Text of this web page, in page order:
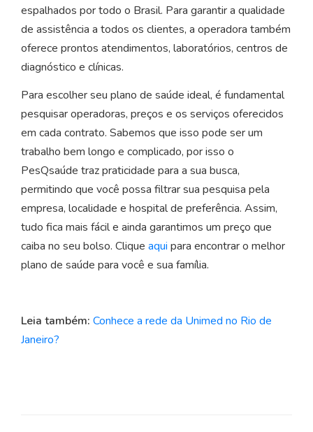
espalhados por todo o Brasil. Para garantir a qualidade
de assistência a todos os clientes, a operadora também
oferece prontos atendimentos, laboratórios, centros de
diagnóstico e clínicas.
Para escolher seu plano de saúde ideal, é fundamental
pesquisar operadoras, preços e os serviços oferecidos
em cada contrato. Sabemos que isso pode ser um
trabalho bem longo e complicado, por isso o
PesQsaúde traz praticidade para a sua busca,
permitindo que você possa filtrar sua pesquisa pela
empresa, localidade e hospital de preferência. Assim,
tudo fica mais fácil e ainda garantimos um preço que
caiba no seu bolso. Clique aqui para encontrar o melhor
plano de saúde para você e sua família.
Leia também: Conhece a rede da Unimed no Rio de
Janeiro?